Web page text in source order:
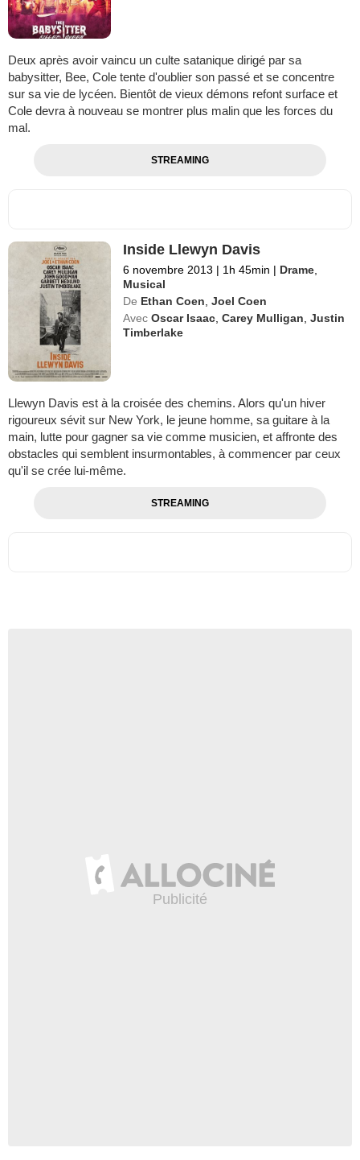
Deux après avoir vaincu un culte satanique dirigé par sa
babysitter, Bee, Cole tente d'oublier son passé et se concentre
sur sa vie de lycéen. Bientôt de vieux démons refont surface et
Cole devra à nouveau se montrer plus malin que les forces du
mal.
STREAMING
Inside Llewyn Davis
6 novembre 2013 | 1h 45min | Drame
Musical
De Ethan Coen ,Joel Coen
Avec Oscar Isaac ,Carey Mulligan ,Justin
Timberlake
Llewyn Davis est à la croisée des chemins. Alors qu'un hiver
rigoureux sévit sur New York, le jeune homme, sa guitare à la
main, lutte pour gagner sa vie comme musicien, et affronte des
obstacles qui semblent insurmontables, à commencer par ceux
qu'il se crée lui-même.
STREAMING